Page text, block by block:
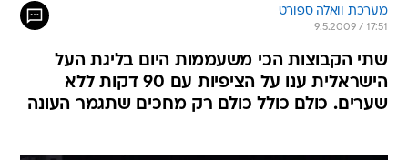
מערכת וואלה ספורט
9.5.2009 / 17:51
שתי הקבוצות הכי משעממות היום בליגת העל
הישראלית ענו על הציפיות עם 90 דקות ללא
שערים. כולם כולל כולם רק מחכים שתגמר העונה